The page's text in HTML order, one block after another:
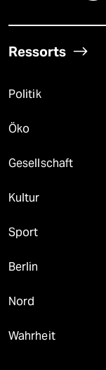
Ressorts
Politik
Öko
Gesellschaft
Kultur
Sport
Berlin
Nord
Wahrheit